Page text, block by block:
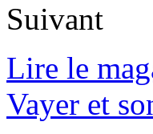
Suivant
Lire le
Vayer et